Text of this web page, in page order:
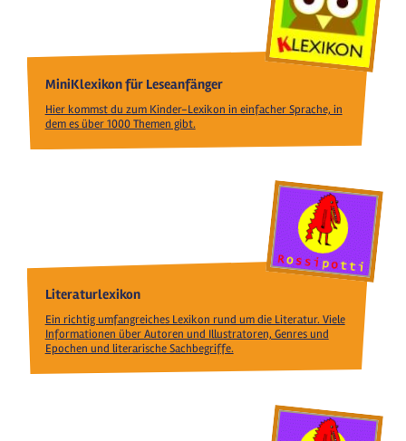
MiniKlexikon für Leseanfänger
Hier kommst du zum Kinder-Lexikon in einfacher Sprache, in
dem es über 1000 Themen gibt.
Literaturlexikon
Ein richtig umfangreiches Lexikon rund um die Literatur. Viele
Informationen über Autoren und Illustratoren, Genres und
Epochen und literarische Sachbegriffe.